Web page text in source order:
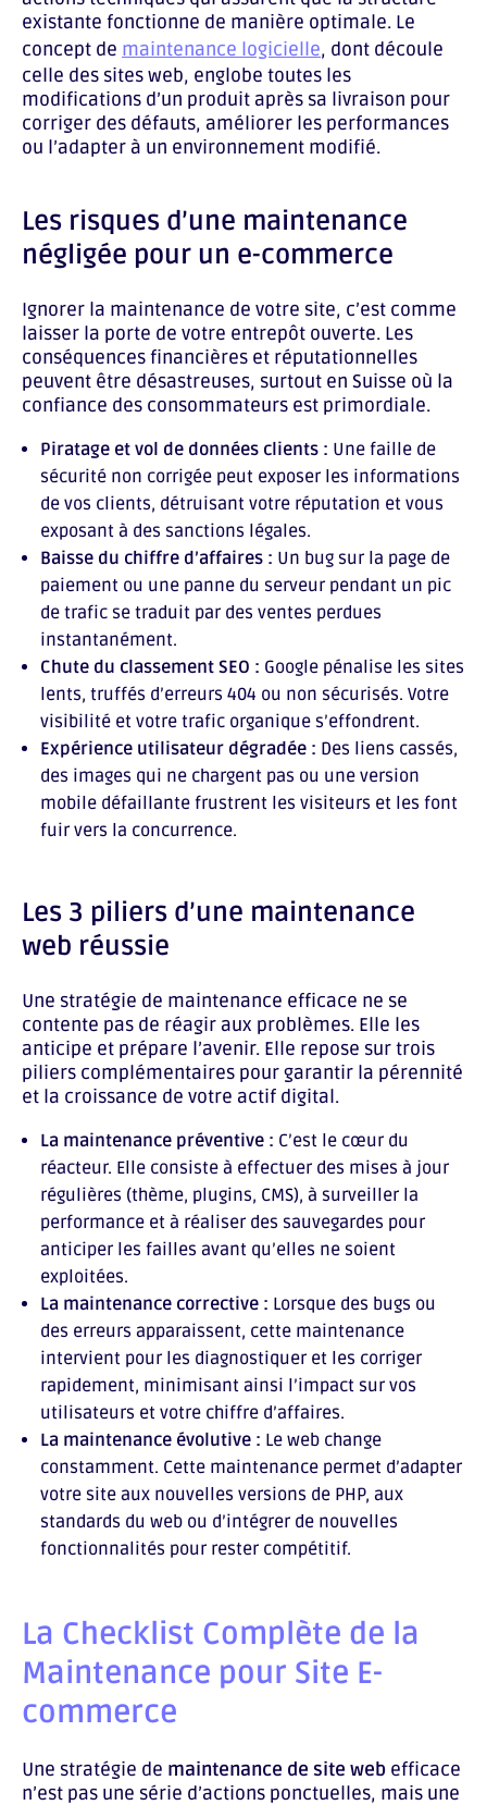
existante fonctionne de manière optimale. Le
concept de maintenance logicielle, dont découle
celle des sites web, englobe toutes les
modifications d’un produit après sa livraison pour
corriger des défauts, améliorer les performances
ou l’adapter à un environnement modifié.
Les risques d’une maintenance
négligée pour un e-commerce
Ignorer la maintenance de votre site, c’est comme
laisser la porte de votre entrepôt ouverte. Les
conséquences financières et réputationnelles
peuvent être désastreuses, surtout en Suisse où la
confiance des consommateurs est primordiale.
Piratage et vol de données clients : Une faille de
sécurité non corrigée peut exposer les informations
de vos clients, détruisant votre réputation et vous
exposant à des sanctions légales.
Baisse du chiffre d’affaires : Un bug sur la page de
paiement ou une panne du serveur pendant un pic
de trafic se traduit par des ventes perdues
instantanément.
Chute du classement SEO : Google pénalise les sites
lents, truffés d’erreurs 404 ou non sécurisés. Votre
visibilité et votre trafic organique s’effondrent.
Expérience utilisateur dégradée : Des liens cassés,
des images qui ne chargent pas ou une version
mobile défaillante frustrent les visiteurs et les font
fuir vers la concurrence.
Les 3 piliers d’une maintenance
web réussie
Une stratégie de maintenance efficace ne se
contente pas de réagir aux problèmes. Elle les
anticipe et prépare l’avenir. Elle repose sur trois
piliers complémentaires pour garantir la pérennité
et la croissance de votre actif digital.
La maintenance préventive : C’est le cœur du
réacteur. Elle consiste à effectuer des mises à jour
régulières (thème, plugins, CMS), à surveiller la
performance et à réaliser des sauvegardes pour
anticiper les failles avant qu’elles ne soient
exploitées.
La maintenance corrective : Lorsque des bugs ou
des erreurs apparaissent, cette maintenance
intervient pour les diagnostiquer et les corriger
rapidement, minimisant ainsi l’impact sur vos
utilisateurs et votre chiffre d’affaires.
La maintenance évolutive : Le web change
constamment. Cette maintenance permet d’adapter
votre site aux nouvelles versions de PHP, aux
standards du web ou d’intégrer de nouvelles
fonctionnalités pour rester compétitif.
La Checklist Complète de la
Maintenance pour Site E-
commerce
Une stratégie de maintenance de site web efficace
n’est pas une série d’actions ponctuelles, mais une